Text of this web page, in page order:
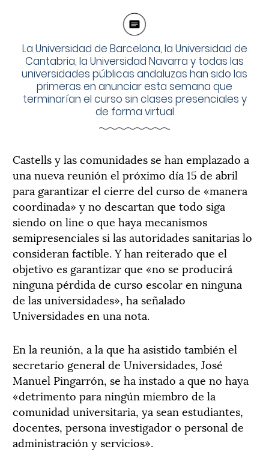
La Universidad de Barcelona, la Universidad de
Cantabria, la Universidad Navarra y todas las
universidades públicas andaluzas han sido las
primeras en anunciar esta semana que
terminarían el curso sin clases presenciales y
de forma virtual
Castells y las comunidades se han emplazado a
una nueva reunión el próximo día 15 de abril
para garantizar el cierre del curso de «manera
coordinada» y no descartan que todo siga
siendo on line o que haya mecanismos
semipresenciales si las autoridades sanitarias lo
consideran factible. Y han reiterado que el
objetivo es garantizar que «no se producirá
ninguna pérdida de curso escolar en ninguna
de las universidades», ha señalado
Universidades en una nota.
En la reunión, a la que ha asistido también el
secretario general de Universidades, José
Manuel Pingarrón, se ha instado a que no haya
«detrimento para ningún miembro de la
comunidad universitaria, ya sean estudiantes,
docentes, persona investigador o personal de
administración y servicios».